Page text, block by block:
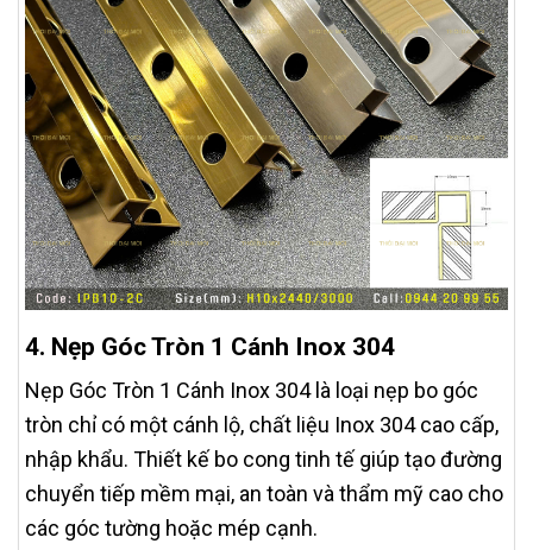
4. Nẹp Góc Tròn 1 Cánh Inox 304
Nẹp Góc Tròn 1 Cánh Inox 304 là loại nẹp bo góc
tròn chỉ có một cánh lộ, chất liệu Inox 304 cao cấp,
nhập khẩu. Thiết kế bo cong tinh tế giúp tạo đường
chuyển tiếp mềm mại, an toàn và thẩm mỹ cao cho
các góc tường hoặc mép cạnh.